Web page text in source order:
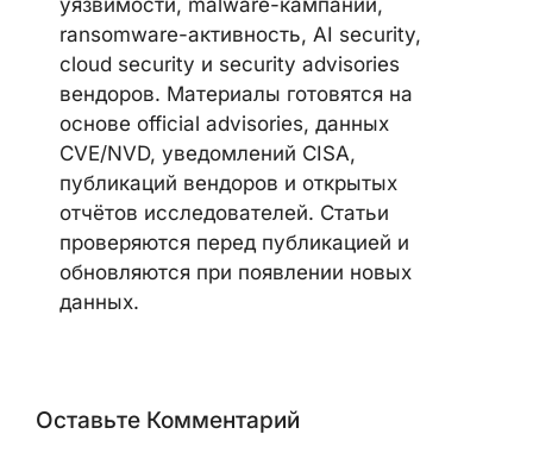
CYBERSECUREFOX EDITORIAL
TEAM
Редакция CyberSecureFox освещает
новости кибербезопасности,
уязвимости, malware-кампании,
ransomware-активность, AI security,
cloud security и security advisories
публикаций вендоров и открытых